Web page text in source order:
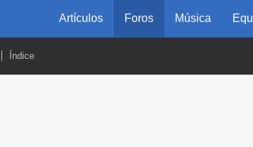
Artículos Foros Música
Índice